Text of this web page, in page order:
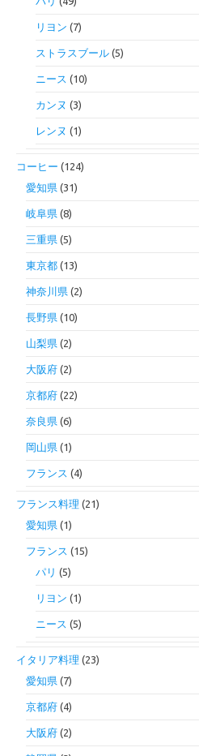
リヨン (7)
ストラスブール (5)
ニース (10)
カンヌ (3)
レンヌ (1)
コーヒー (124)
愛知県 (31)
岐阜県 (8)
三重県 (5)
東京都 (13)
神奈川県 (2)
長野県 (10)
山梨県 (2)
大阪府 (2)
京都府 (22)
奈良県 (6)
岡山県 (1)
フランス (4)
フランス料理 (21)
愛知県 (1)
フランス (15)
パリ (5)
リヨン (1)
ニース (5)
イタリア料理 (23)
愛知県 (7)
京都府 (4)
大阪府 (2)